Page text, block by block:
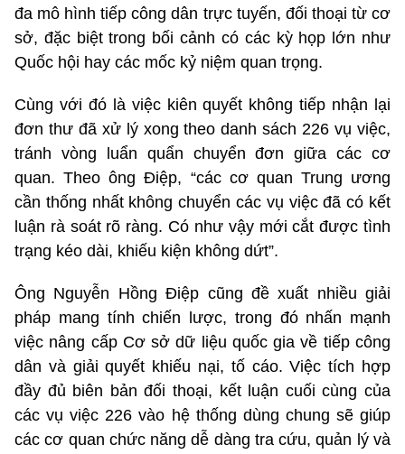
đa mô hình tiếp công dân trực tuyến, đối thoại từ cơ
sở, đặc biệt trong bối cảnh có các kỳ họp lớn như
Quốc hội hay các mốc kỷ niệm quan trọng.
Cùng với đó là việc kiên quyết không tiếp nhận lại
đơn thư đã xử lý xong theo danh sách 226 vụ việc,
tránh vòng luẩn quẩn chuyển đơn giữa các cơ
quan. Theo ông Điệp, “các cơ quan Trung ương
cần thống nhất không chuyển các vụ việc đã có kết
luận rà soát rõ ràng. Có như vậy mới cắt được tình
trạng kéo dài, khiếu kiện không dứt”.
Ông Nguyễn Hồng Điệp cũng đề xuất nhiều giải
pháp mang tính chiến lược, trong đó nhấn mạnh
việc nâng cấp Cơ sở dữ liệu quốc gia về tiếp công
dân và giải quyết khiếu nại, tố cáo. Việc tích hợp
đầy đủ biên bản đối thoại, kết luận cuối cùng của
các vụ việc 226 vào hệ thống dùng chung sẽ giúp
các cơ quan chức năng dễ dàng tra cứu, quản lý và